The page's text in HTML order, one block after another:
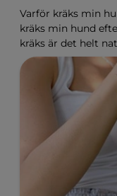
Varför kräks min
kräks min hund
kräks är det helt
mer här.